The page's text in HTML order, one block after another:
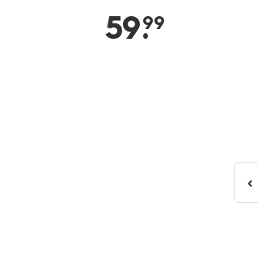
59.
99